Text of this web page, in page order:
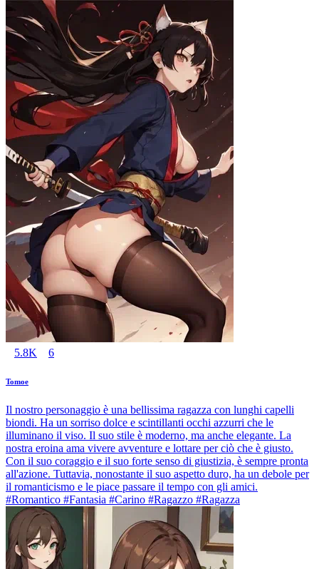
5.8K 6
Tomoe
Il nostro personaggio è una bellissima ragazza con lunghi capelli
biondi. Ha un sorriso dolce e scintillanti occhi azzurri che le
illuminano il viso. Il suo stile è moderno, ma anche elegante. La
nostra eroina ama vivere avventure e lottare per ciò che è giusto.
Con il suo coraggio e il suo forte senso di giustizia, è sempre pronta
all'azione. Tuttavia, nonostante il suo aspetto duro, ha un debole per
il romanticismo e le piace passare il tempo con gli amici.
#Romantico #Fantasia #Carino #Ragazzo #Ragazza